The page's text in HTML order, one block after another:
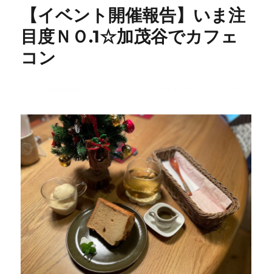
【イベント開催報告】いま注
目度ＮＯ.1☆加茂谷でカフェ
コン